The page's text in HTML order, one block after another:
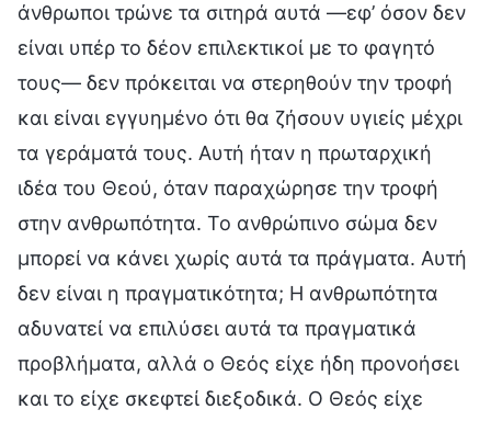
άνθρωποι τρώνε τα σιτηρά αυτά —εφ’ όσον δεν
είναι υπέρ το δέον επιλεκτικοί με το φαγητό
τους— δεν πρόκειται να στερηθούν την τροφή
και είναι εγγυημένο ότι θα ζήσουν υγιείς μέχρι
τα γεράματά τους. Αυτή ήταν η πρωταρχική
ιδέα του Θεού, όταν παραχώρησε την τροφή
στην ανθρωπότητα. Το ανθρώπινο σώμα δεν
μπορεί να κάνει χωρίς αυτά τα πράγματα. Αυτή
δεν είναι η πραγματικότητα; Η ανθρωπότητα
αδυνατεί να επιλύσει αυτά τα πραγματικά
προβλήματα, αλλά ο Θεός είχε ήδη προνοήσει
και το είχε σκεφτεί διεξοδικά. Ο Θεός είχε